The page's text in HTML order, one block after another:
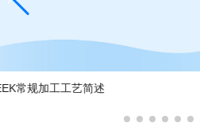
替代金属植入物：一场关于